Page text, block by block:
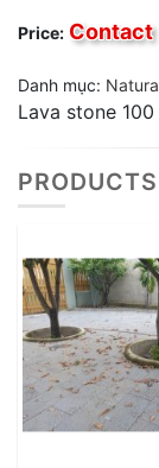
Price: Contact
Danh mục:
Lava stone